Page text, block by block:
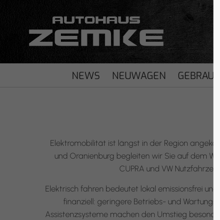
NEWS NEUWAGEN
Elektromobilität ist längst in der Region
und Oranienburg begleiten wir Sie auf dem
CUPRA und VW
Elektrisch fahren bedeutet lokal emissionsfrei
finanziell: geringere Betriebs- und
Assistenzsysteme machen den Umstieg